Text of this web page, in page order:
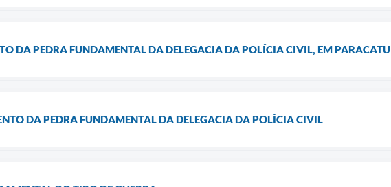
DA PEDRA FUNDAMENTAL DA DELEGACIA DA POLÍCIA CIVIL, EM PARACATU
DA PEDRA FUNDAMENTAL DA DELEGACIA DA POLÍCIA CIVIL